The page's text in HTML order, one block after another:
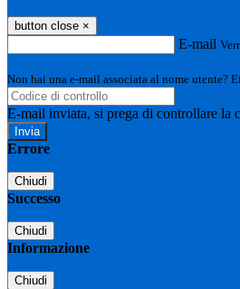
button close ×
E-mail
Non hai una e-mail associata al nome utente?
E-mail inviata, si prega di controllare la
Errore
Chiudi
Successo
Chiudi
Informazione
Chiudi